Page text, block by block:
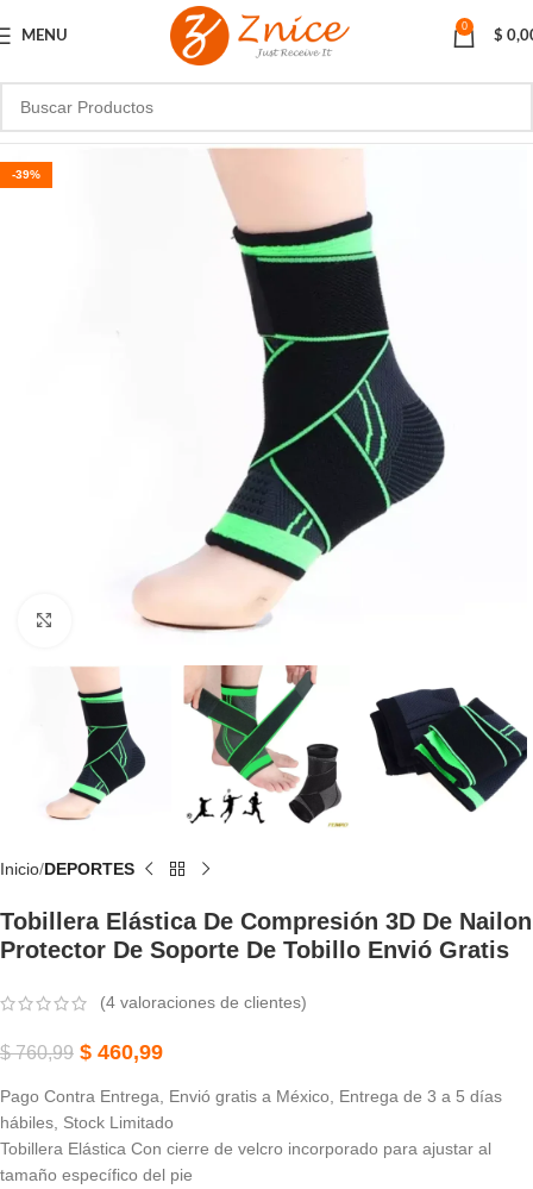
MENU
0
$
-39%
Click to enlarge
Inicio DEPORTES
Tobillera Elástica De Compresión 3D De Nailon
Protector De Soporte De Tobillo Envió Gratis
(4 valoraciones de clientes)
$760,99 $ 460,99
Pago Contra Entrega, Envió gratis a México, Entrega de 3 a 5 días
hábiles, Stock Limitado
Tobillera Elástica Con cierre de velcro incorporado para ajustar al
tamaño específico del pie